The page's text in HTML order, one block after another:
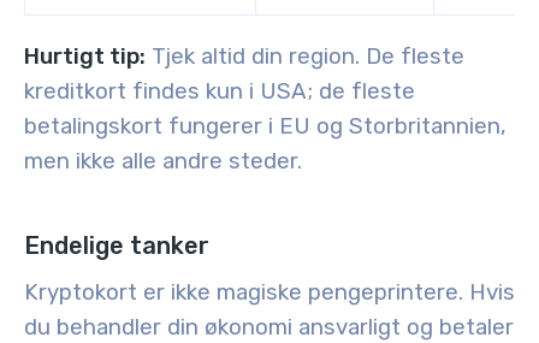
Hurtigt tip: Tjek altid din region. De fleste
kreditkort findes kun i USA; de fleste
betalingskort fungerer i EU og Storbritannien,
men ikke alle andre steder.
Endelige tanker
Kryptokort er ikke magiske pengeprintere. Hvis
du behandler din økonomi ansvarligt og betaler